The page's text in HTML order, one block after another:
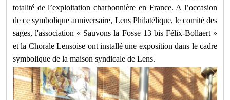
totalité de l’exploitation charbonnière en France. A l’occasion
de ce symbolique anniversaire, Lens Philatélique, le comité des
sages, l'association « Sauvons la Fosse 13 bis Félix-Bollaert »
et la Chorale Lensoise ont installé une exposition dans le cadre
symbolique de la maison syndicale de Lens.